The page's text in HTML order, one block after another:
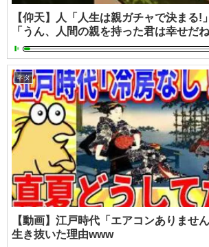
【仰天】人「人生は親ガチャで決まる!
「うん、人間の親を持った君は幸せだね
ネタ
【動画】江戸時代「エアコンありませ
生き抜いた理由www